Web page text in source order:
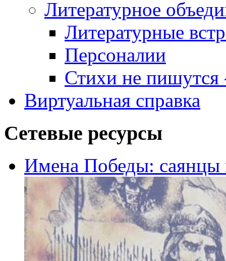
Литературное
Литературные
Персоналии
Стихи не пишутся
Виртуальная справка
Сетевые ресурсы
Имена Победы: саянцы